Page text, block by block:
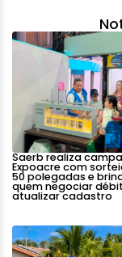
Saerb realiza
Expoacre com
50 polegadas e
quem negociar
atualizar cadastro